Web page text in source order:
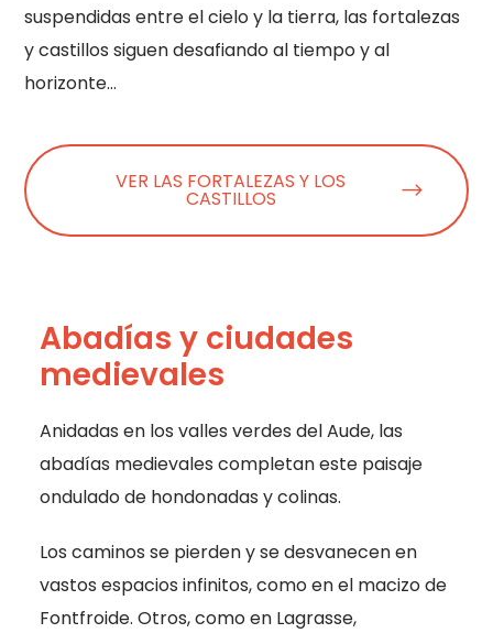
suspendidas entre el cielo y la tierra, las fortalezas
y castillos siguen desafiando al tiempo y al
horizonte…
VER LAS FORTALEZAS Y LOS
CASTILLOS
Abadías y ciudades
medievales
Anidadas en los valles verdes del Aude, las
abadías medievales completan este paisaje
ondulado de hondonadas y colinas.
Los caminos se pierden y se desvanecen en
vastos espacios infinitos, como en el macizo de
Fontfroide. Otros, como en Lagrasse,